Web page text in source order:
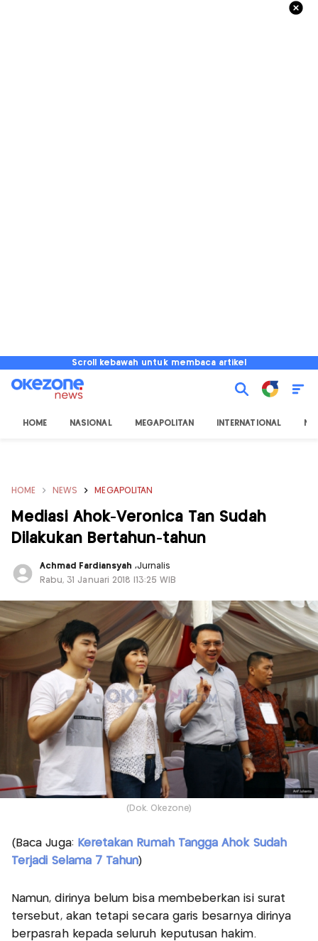
Scroll kebawah untuk membaca artikel
HOME NASIONAL MEGAPOLITAN INTERNATIONAL
HOME NEWS MEGAPOLITAN
Mediasi Ahok-Veronica Tan Sudah
Dilakukan Bertahun-tahun
Achmad Fardiansyah ,Jurnalis
Rabu, 31 Januari 2018 |13:25 WIB
(Dok. Okezone)
(Baca Juga: Keretakan Rumah Tangga Ahok Sudah
Terjadi Selama 7 Tahun)
Namun, dirinya belum bisa membeberkan isi surat
tersebut, akan tetapi secara garis besarnya dirinya
berpasrah kepada seluruh keputusan hakim.